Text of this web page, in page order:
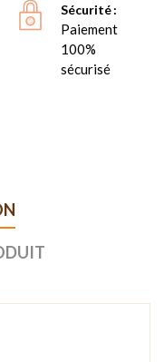
Sécurité
Paiement
100%
sécurisé